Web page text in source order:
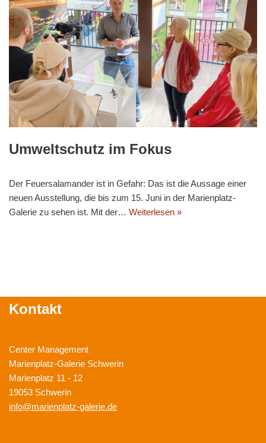
Umweltschutz im Fokus
Der Feuersalamander ist in Gefahr: Das ist die Aussage einer
neuen Ausstellung, die bis zum 15. Juni in der Marienplatz-
Galerie zu sehen ist. Mit der… Weiterlesen »
Kontakt
Center Management
Marienplatz-Galerie Schwerin
Marienplatz 11 - 12
19053 Schwerin
info@marienplatz-galerie.de